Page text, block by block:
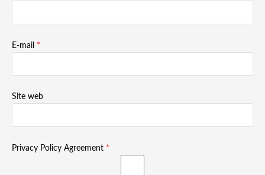
E-mail *
Site web
Privacy Policy Agreement *